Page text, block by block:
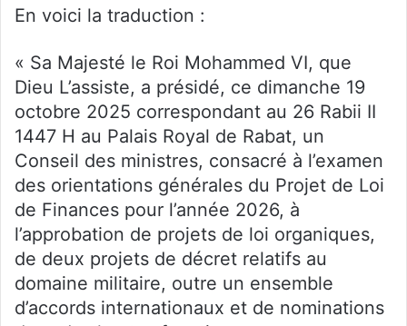
En voici la traduction :
« Sa Majesté le Roi Mohammed VI, que
Dieu L’assiste, a présidé, ce dimanche 19
octobre 2025 correspondant au 26 Rabii II
1447 H au Palais Royal de Rabat, un
Conseil des ministres, consacré à l’examen
des orientations générales du Projet de Loi
de Finances pour l’année 2026, à
l’approbation de projets de loi organiques,
de deux projets de décret relatifs au
domaine militaire, outre un ensemble
d’accords internationaux et de nominations